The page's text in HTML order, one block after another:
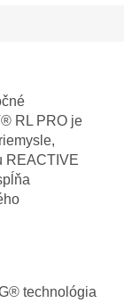
RL PRO je
REACTIVE
technológia